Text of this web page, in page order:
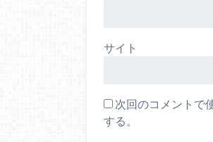
サイト
次回のコメントで
する。